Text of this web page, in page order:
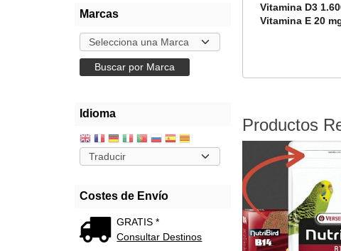
Marcas
Idioma
Costes de Envío
GRATIS *
Consultar Destinos
Vitamina D3
Vitamina E 20
Productos